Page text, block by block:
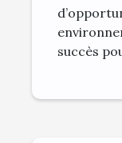
succès